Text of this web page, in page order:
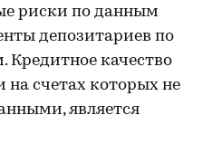
риски по данным
депозитариев по
Кредитное качество
на счетах которых не
является